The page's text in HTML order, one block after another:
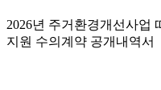
2026년 주거환경개선사업
지원 수의계약 공개내역서